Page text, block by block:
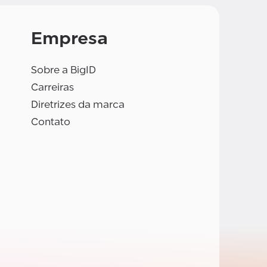
Empresa
Sobre a BigID
Carreiras
Diretrizes da marca
Contato